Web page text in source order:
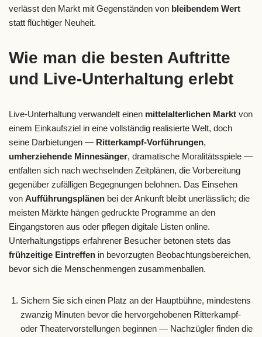
verlässt den Markt mit Gegenständen von bleibendem Wert
statt flüchtiger Neuheit.
Wie man die besten Auftritte
und Live-Unterhaltung erlebt
Live-Unterhaltung verwandelt einen mittelalterlichen Markt von
einem Einkaufsziel in eine vollständig realisierte Welt, doch
seine Darbietungen — Ritterkampf-Vorführungen,
umherziehende Minnesänger, dramatische Moralitätsspiele —
entfalten sich nach wechselnden Zeitplänen, die Vorbereitung
gegenüber zufälligen Begegnungen belohnen. Das Einsehen
von Aufführungsplänen bei der Ankunft bleibt unerlässlich; die
meisten Märkte hängen gedruckte Programme an den
Eingangstoren aus oder pflegen digitale Listen online.
Unterhaltungstipps erfahrener Besucher betonen stets das
frühzeitige Eintreffen in bevorzugten Beobachtungsbereichen,
bevor sich die Menschenmengen zusammenballen.
Sichern Sie sich einen Platz an der Hauptbühne, mindestens
zwanzig Minuten bevor die hervorgehobenen Ritterkampf-
oder Theatervorstellungen beginnen — Nachzügler finden die